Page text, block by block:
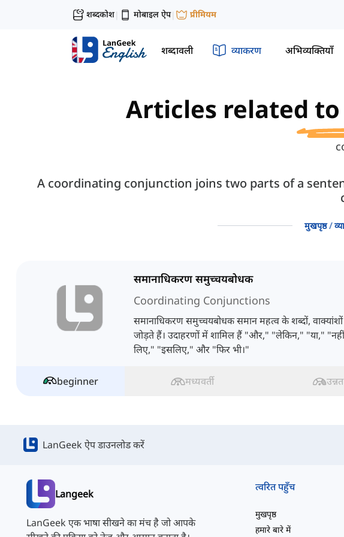
शब्दकोश| मोबाइल ऐप| प्रीमियम
शब्दावली व्याकरण अभिव्यक्तियाँ
Articles related
A coordinating conjunction joins two parts of a
मुखपृष्ठ
समानाधिकरण समुच्चयबोधक
Coordinating Conjunctions
समानाधिकरण समुच्चयबोधक समान महत्व के शब्दों,
जोड़ते हैं। उदाहरणों में शामिल हैं "और," "लेकिन," "या,"
लिए," "इसलिए," और "फिर भी।"
beginner मध्यवर्ती उन्नत
LanGeek ऐप डाउनलोड करें
Langeek
LanGeek एक भाषा सीखने का मंच है जो आपके
त्वरित पहुँच
मुखपृष्ठ
हमारे बारे में